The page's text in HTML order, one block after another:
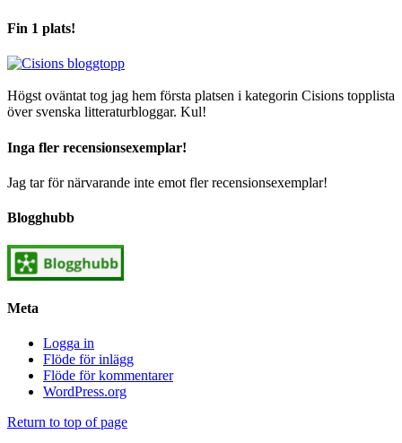
Fin 1 plats!
Högst oväntat tog jag hem första platsen i kategorin Cisions topplista
över svenska litteraturbloggar. Kul!
Inga fler recensionsexemplar!
Jag tar för närvarande inte emot fler recensionsexemplar!
Blogghubb
Meta
Logga in
Flöde för inlägg
Flöde för kommentarer
WordPress.org
Return to top of page